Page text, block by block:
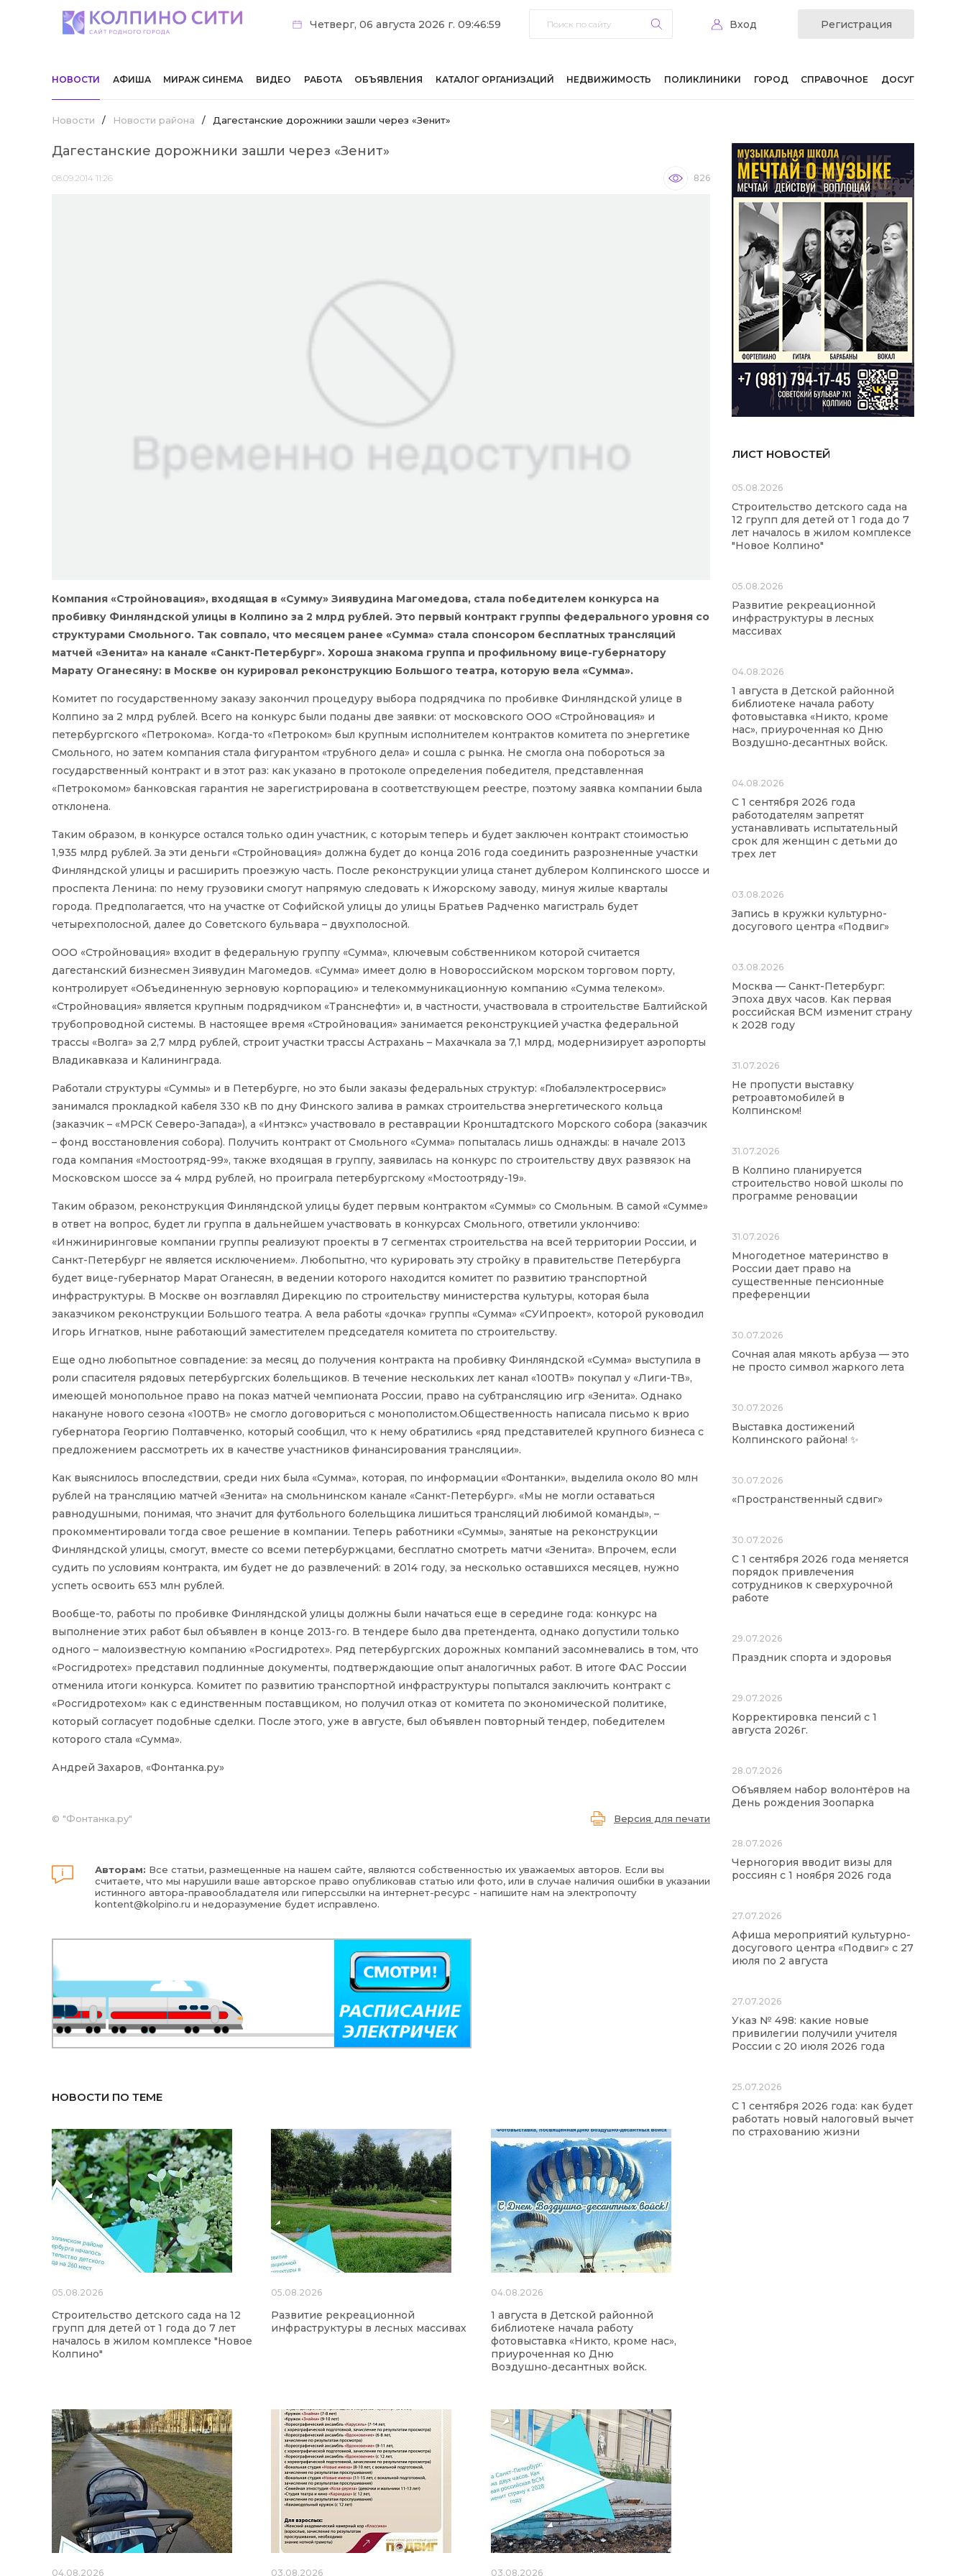
Четверг, 06 августа 2026 г. 09:46:59 Вход Регистрация
НОВОСТИ АФИША МИРАЖ СИНЕМА ВИДЕО РАБОТА ОБЪЯВЛЕНИЯ КАТАЛОГ ОРГАНИЗАЦИЙ НЕДВИЖИМОСТЬ ПОЛИКЛИНИКИ ГОРОД СПРАВОЧНОЕ ДОСУГ
Новости / Новости района / Дагестанские дорожники зашли через «Зенит»
Дагестанские дорожники зашли через «Зенит»
08.09.2014 11:26 826
Компания «Стройновация», входящая в «Сумму» Зиявудина Магомедова, стала победителем конкурса на
пробивку Финляндской улицы в Колпино за 2 млрд рублей. Это первый контракт группы федерального уровня со
структурами Смольного. Так совпало, что месяцем ранее «Сумма» стала спонсором бесплатных трансляций
матчей «Зенита» на канале «Санкт-Петербург». Хороша знакома группа и профильному вице-губернатору
Марату Оганесяну: в Москве он курировал реконструкцию Большого театра, которую вела «Сумма».
Комитет по государственному заказу закончил процедуру выбора подрядчика по пробивке Финляндской улице в
Колпино за 2 млрд рублей. Всего на конкурс были поданы две заявки: от московского ООО «Стройновация» и
петербургского «Петрокома». Когда-то «Петроком» был крупным исполнителем контрактов комитета по энергетике
Смольного, но затем компания стала фигурантом «трубного дела» и сошла с рынка. Не смогла она побороться за
государственный контракт и в этот раз: как указано в протоколе определения победителя, представленная
«Петрокомом» банковская гарантия не зарегистрирована в соответствующем реестре, поэтому заявка компании была
отклонена.
Таким образом, в конкурсе остался только один участник, с которым теперь и будет заключен контракт стоимостью
1,935 млрд рублей. За эти деньги «Стройновация» должна будет до конца 2016 года соединить разрозненные участки
Финляндской улицы и расширить проезжую часть. После реконструкции улица станет дублером Колпинского шоссе и
проспекта Ленина: по нему грузовики смогут напрямую следовать к Ижорскому заводу, минуя жилые кварталы
города. Предполагается, что на участке от Софийской улицы до улицы Братьев Радченко магистраль будет
четырехполосной, далее до Советского бульвара – двухполосной.
ООО «Стройновация» входит в федеральную группу «Сумма», ключевым собственником которой считается
дагестанский бизнесмен Зиявудин Магомедов. «Сумма» имеет долю в Новороссийском морском торговом порту,
контролирует «Объединенную зерновую корпорацию» и телекоммуникационную компанию «Сумма телеком».
«Стройновация» является крупным подрядчиком «Транснефти» и, в частности, участвовала в строительстве Балтийской
трубопроводной системы. В настоящее время «Стройновация» занимается реконструкцией участка федеральной
трассы «Волга» за 2,7 млрд рублей, строит участки трассы Астрахань – Махачкала за 7,1 млрд, модернизирует аэропорты
Владикавказа и Калининграда.
Работали структуры «Суммы» и в Петербурге, но это были заказы федеральных структур: «Глобалэлектросервис»
занимался прокладкой кабеля 330 кВ по дну Финского залива в рамках строительства энергетического кольца
(заказчик – «МРСК Северо-Запада»), а «Интэкс» участвовало в реставрации Кронштадтского Морского собора (заказчик
– фонд восстановления собора). Получить контракт от Смольного «Сумма» попыталась лишь однажды: в начале 2013
года компания «Мостоотряд-99», также входящая в группу, заявилась на конкурс по строительству двух развязок на
Московском шоссе за 4 млрд рублей, но проиграла петербургскому «Мостоотряду-19».
Таким образом, реконструкция Финляндской улицы будет первым контрактом «Суммы» со Смольным. В самой «Сумме»
в ответ на вопрос, будет ли группа в дальнейшем участвовать в конкурсах Смольного, ответили уклончиво:
«Инжиниринговые компании группы реализуют проекты в 7 сегментах строительства на всей территории России, и
Санкт-Петербург не является исключением». Любопытно, что курировать эту стройку в правительстве Петербурга
будет вице-губернатор Марат Оганесян, в ведении которого находится комитет по развитию транспортной
инфраструктуры. В Москве он возглавлял Дирекцию по строительству министерства культуры, которая была
заказчиком реконструкции Большого театра. А вела работы «дочка» группы «Сумма» «СУИпроект», которой руководил
Игорь Игнатков, ныне работающий заместителем председателя комитета по строительству.
Еще одно любопытное совпадение: за месяц до получения контракта на пробивку Финляндской «Сумма» выступила в
роли спасителя рядовых петербургских болельщиков. В течение нескольких лет канал «100ТВ» покупал у «Лиги-ТВ»,
имеющей монопольное право на показ матчей чемпионата России, право на субтрансляцию игр «Зенита». Однако
накануне нового сезона «100ТВ» не смогло договориться с монополистом.Общественность написала письмо к врио
губернатора Георгию Полтавченко, который сообщил, что к нему обратились «ряд представителей крупного бизнеса с
предложением рассмотреть их в качестве участников финансирования трансляции».
Как выяснилось впоследствии, среди них была «Сумма», которая, по информации «Фонтанки», выделила около 80 млн
рублей на трансляцию матчей «Зенита» на смольнинском канале «Санкт-Петербург». «Мы не могли оставаться
равнодушными, понимая, что значит для футбольного болельщика лишиться трансляций любимой команды», –
прокомментировали тогда свое решение в компании. Теперь работники «Суммы», занятые на реконструкции
Финляндской улицы, смогут, вместе со всеми петербуржцами, бесплатно смотреть матчи «Зенита». Впрочем, если
судить по условиям контракта, им будет не до развлечений: в 2014 году, за несколько оставшихся месяцев, нужно
успеть освоить 653 млн рублей.
Вообще-то, работы по пробивке Финляндской улицы должны были начаться еще в середине года: конкурс на
выполнение этих работ был объявлен в конце 2013-го. В тендере было два претендента, однако допустили только
одного – малоизвестную компанию «Росгидротех». Ряд петербургских дорожных компаний засомневались в том, что
«Росгидротех» представил подлинные документы, подтверждающие опыт аналогичных работ. В итоге ФАС России
отменила итоги конкурса. Комитет по развитию транспортной инфраструктуры попытался заключить контракт с
«Росгидротехом» как с единственным поставщиком, но получил отказ от комитета по экономической политике,
который согласует подобные сделки. После этого, уже в августе, был объявлен повторный тендер, победителем
которого стала «Сумма».
Андрей Захаров, «Фонтанка.ру»
© "Фонтанка.ру" Версия для печати
Авторам: Все статьи, размещенные на нашем сайте, являются собственностью их уважаемых авторов. Если вы
считаете, что мы нарушили ваше авторское право опубликовав статью или фото, или в случае наличия ошибки в указании
истинного автора-правообладателя или гиперссылки на интернет-ресурс - напишите нам на электропочту
kontent@kolpino.ru и недоразумение будет исправлено.
НОВОСТИ ПО ТЕМЕ
05.08.2026
Строительство детского сада на 12
групп для детей от 1 года до 7 лет
началось в жилом комплексе "Новое
Колпино"
05.08.2026
Развитие рекреационной
инфраструктуры в лесных массивах
04.08.2026
1 августа в Детской районной
библиотеке начала работу
фотовыставка «Никто, кроме нас»,
приуроченная ко Дню
Воздушно‑десантных войск.
04.08.2026 03.08.2026 03.08.2026
ЛИСТ НОВОСТЕЙ
05.08.2026
Строительство детского сада на
12 групп для детей от 1 года до 7
лет началось в жилом комплексе
"Новое Колпино"
05.08.2026
Развитие рекреационной
инфраструктуры в лесных
массивах
04.08.2026
1 августа в Детской районной
библиотеке начала работу
фотовыставка «Никто, кроме
нас», приуроченная ко Дню
Воздушно‑десантных войск.
04.08.2026
С 1 сентября 2026 года
работодателям запретят
устанавливать испытательный
срок для женщин с детьми до
трех лет
03.08.2026
Запись в кружки культурно-
досугового центра «Подвиг»
03.08.2026
Москва — Санкт-Петербург:
Эпоха двух часов. Как первая
российская ВСМ изменит страну
к 2028 году
31.07.2026
Не пропусти выставку
ретроавтомобилей в
Колпинском!
31.07.2026
В Колпино планируется
строительство новой школы по
программе реновации
31.07.2026
Многодетное материнство в
России дает право на
существенные пенсионные
преференции
30.07.2026
Сочная алая мякоть арбуза — это
не просто символ жаркого лета
30.07.2026
Выставка достижений
Колпинского района! ✨
30.07.2026
«Пространственный сдвиг»
30.07.2026
С 1 сентября 2026 года меняется
порядок привлечения
сотрудников к сверхурочной
работе
29.07.2026
Праздник спорта и здоровья
29.07.2026
Корректировка пенсий с 1
августа 2026г.
28.07.2026
Объявляем набор волонтёров на
День рождения Зоопарка
28.07.2026
Черногория вводит визы для
россиян с 1 ноября 2026 года
27.07.2026
Афиша мероприятий культурно-
досугового центра «Подвиг» с 27
июля по 2 августа
27.07.2026
Указ № 498: какие новые
привилегии получили учителя
России с 20 июля 2026 года
25.07.2026
С 1 сентября 2026 года: как будет
работать новый налоговый вычет
по страхованию жизни